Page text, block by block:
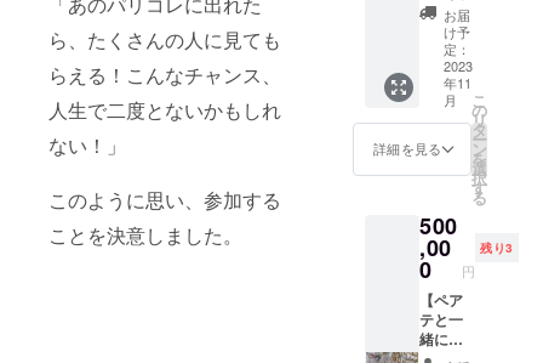
ら、たくさんの人に見ても
らえる！こんなチャンス、
人生で二度とないかもしれ
ない！」
このように思い、参加する
ことを決意しました。
※セミ
オー
ダーと
は、ペ
アテの
規定サ
イズに
沿って
お客様
のお好
たはペ
アテに
デザイ
ンをお
まかせ
で衣裳
を製作
する注
順次お
届けす
る予定
です。
その後
ご注文
する際
にご提
示いた
だく形
ます。
・メー
ルは
2023年
1月中に
ご入力
頂いた
アドレ
を郵送
いたし
ます。
・お礼
のメッ
セージ
をメー
ルにて
お送り
させて
きま
す。 ☆
お届け
予定：
・利用
チケッ
トを
2023年
ますの
でお気
軽に挑
戦でき
ます！
☆サイ
ズは
XS（13
0）、
S（140
M（150
）、
L（160
）でお
好きな
お色味
をご指
定くだ
ンライ
ンにて
ペアテ
と一緒
にクラ
シック
チュ
チュを
作りま
せん
作に必
要な材
料をお
送りし
ますの
でお気
軽に挑
戦でき
お届
け予
定：
2023
年11
月
詳細を見る
こ
の
リ
タ
ー
ン
を
選
択
す
る
500
,00
0 円
残り3
【ペア
テと一
緒にバ
レエ